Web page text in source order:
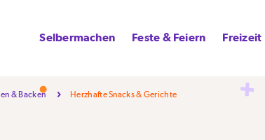
Selbermachen Feste & Feiern Freizeit
& Backen Herzhafte Snacks & Gerichte